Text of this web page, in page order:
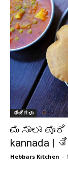
ತಿಂಡಿಗಳು
ಮಸಾಲಾ
kannada |
Hebbars Kitchen -